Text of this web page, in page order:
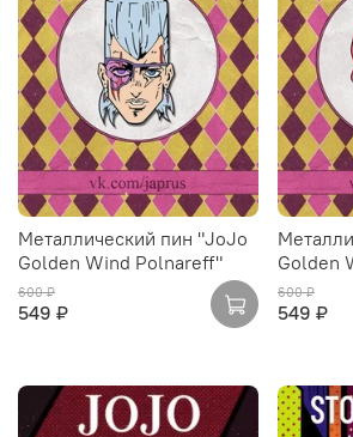
Металлический пин "JoJo
Golden Wind Polnareff"
600 ₽
549 ₽
Golden
600 ₽
549 ₽